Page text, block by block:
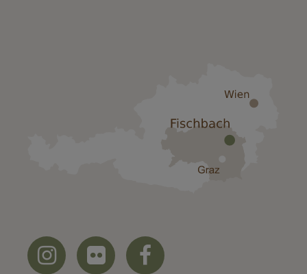
  